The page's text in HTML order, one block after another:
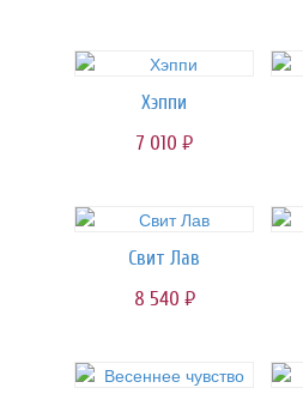
Хэппи
7 010 руб.
Свит Лав
8 540 руб.